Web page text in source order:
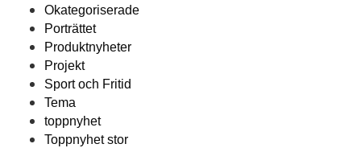
Okategoriserade
Porträttet
Produktnyheter
Projekt
Sport och Fritid
Tema
toppnyhet
Toppnyhet stor